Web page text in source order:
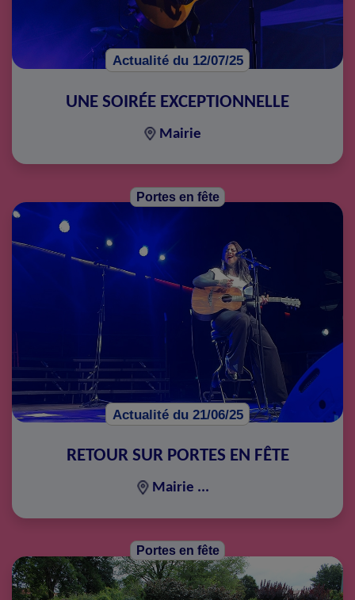
Actualité du 12/07/25
UNE SOIRÉE EXCEPTIONNELLE
Mairie
Portes en fête
Actualité du 21/06/25
RETOUR SUR PORTES EN FÊTE
Mairie ...
Portes en fête